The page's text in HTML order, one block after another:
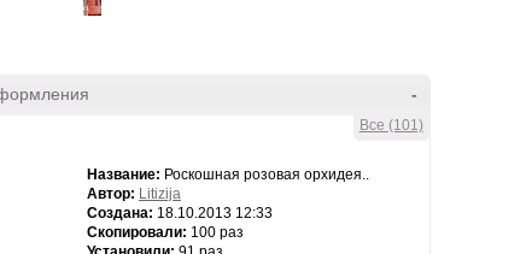
-
Все (101)
Название: Роскошная розовая орхидея..
Автор: Litizija
Создана: 18.10.2013 12:33
Скопировали: 100 раз